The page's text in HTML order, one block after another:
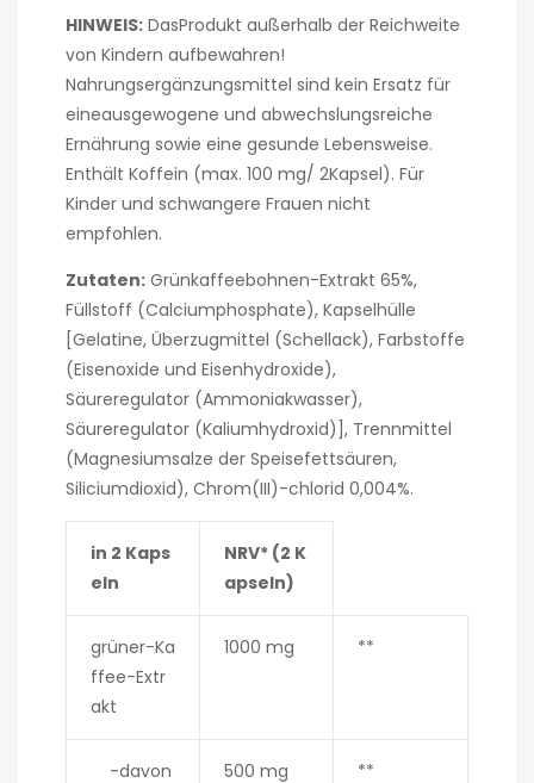
HINWEIS: DasProdukt außerhalb der Reichweite
von Kindern aufbewahren!
Nahrungsergänzungsmittel sind kein Ersatz für
eineausgewogene und abwechslungsreiche
Ernährung sowie eine gesunde Lebensweise.
Enthält Koffein (max. 100 mg/ 2Kapsel). Für
Kinder und schwangere Frauen nicht
empfohlen.
Zutaten: Grünkaffeebohnen-Extrakt 65%,
Füllstoff (Calciumphosphate), Kapselhülle
[Gelatine, Überzugmittel (Schellack), Farbstoffe
(Eisenoxide und Eisenhydroxide),
Säureregulator (Ammoniakwasser),
Säureregulator (Kaliumhydroxid)], Trennmittel
(Magnesiumsalze der Speisefettsäuren,
Siliciumdioxid), Chrom(III)-chlorid 0,004%.
in 2 Kaps
eln
NRV* (2 K
apseln)
grüner-Ka
ffee-Extr
akt
1000 mg **
-davon
500 mg **